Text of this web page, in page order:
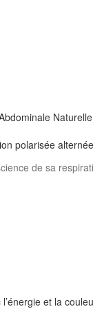
Naturelle
polarisée alternée
de sa
et la